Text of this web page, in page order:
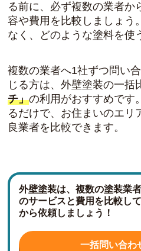
る前に、必ず複数の業者か
容や費用を比較しましょう
なく、どのような塗料を使
複数の業者へ1社ずつ問い
じる方は、外壁塗装の一括
チ」の利用がおすすめです
るだけで、お住まいのエリ
良業者を比較できます。
外壁塗装は、複数の塗装業者
のサービスと費用を比較して
から依頼しましょう！
一括問い合わ